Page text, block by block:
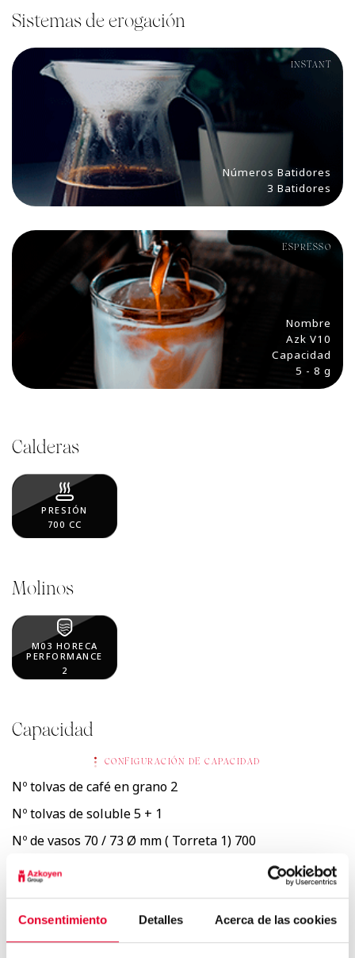
Consentimiento Detalles Acerca de las cookies
Sistemas de erogación
INSTANT
Números Batidores
3 Batidores
ESPRESSO
Nombre
Azk V10
Capacidad
5 - 8 g
Calderas
PRESIÓN
700 CC
Molinos
M03 HORECA
PERFORMANCE
2
Capacidad
CONFIGURACIÓN DE CAPACIDAD
Nº tolvas de café en grano 2
Nº tolvas de soluble5 + 1
Nº de vasos 70 / 73 Ø mm ( Torreta 1) 700
Nº vasos 80 Ø mm ( Torreta 2 )
Café en grano 6,9 Kg